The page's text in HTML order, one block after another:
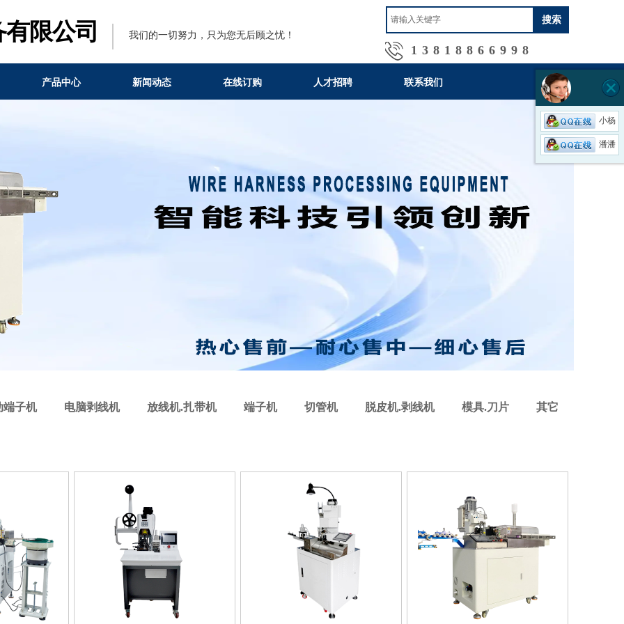
搜索
限公司 我们的一切努力，只为您无后顾之忧！
13818866998
产品中心 新闻动态 在线订购 人才招聘 联系我们
端子机 电脑剥线机 放线机.扎带机 端子机 切管机 脱皮机.剥线机 模具.刀片 其它
小杨
潘潘